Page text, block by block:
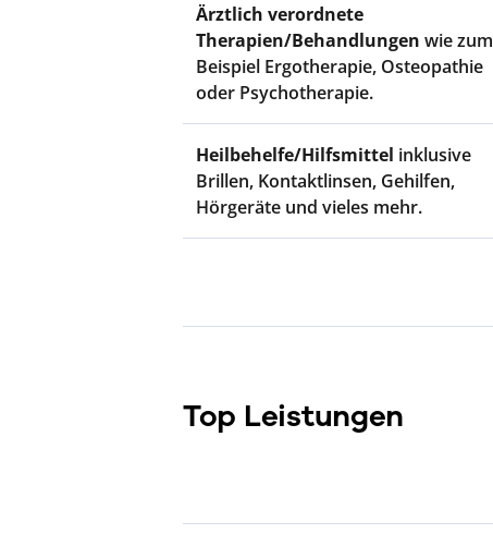
Ärztlich verordnete
Therapien/Behandlungen wie zum
Beispiel Ergotherapie, Osteopathie
oder Psychotherapie.
Heilbehelfe/Hilfsmittel inklusive
Brillen, Kontaktlinsen, Gehilfen,
Hörgeräte und vieles mehr.
Top Leistungen